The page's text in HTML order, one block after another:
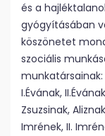
és a
gyógyításában
köszönetet
szociális
munkatársainak:
I.Évának,
Zsuzsinak,
Imrének, II.